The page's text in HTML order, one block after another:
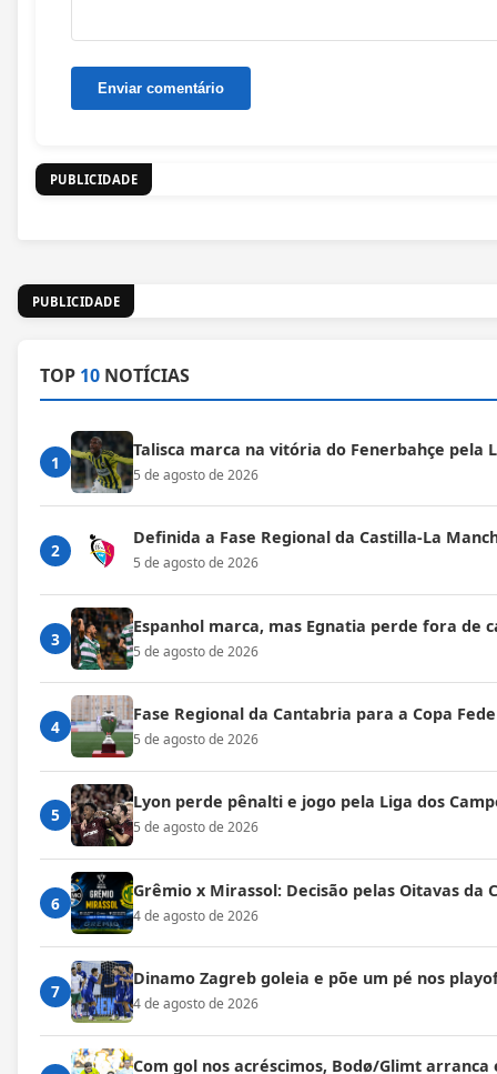
PUBLICIDADE
PUBLICIDADE
TOP 10 NOTÍCIAS
1
Talisca marca na vitória do Fenerbahçe pela
5 de agosto de 2026
2
Definida a Fase Regional da Castilla-La
5 de agosto de 2026
3
Espanhol marca, mas Egnatia perde fora de
5 de agosto de 2026
4
Fase Regional da Cantabria para a Copa
5 de agosto de 2026
5
Lyon perde pênalti e jogo pela Liga dos
5 de agosto de 2026
6
Grêmio x Mirassol: Decisão pelas Oitavas da
4 de agosto de 2026
7
Dinamo Zagreb goleia e põe um pé nos
4 de agosto de 2026
Com gol nos acréscimos, Bodø/Glimt arranca